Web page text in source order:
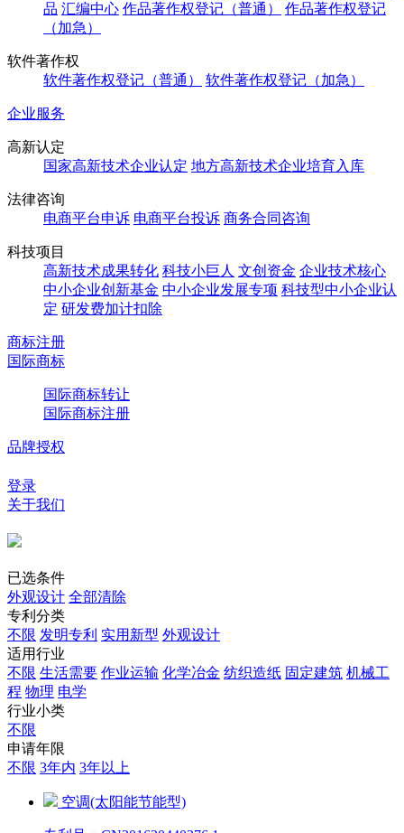
品 汇编中心 作品著作权登记（普通）
作品著作权登记
（加急）
软件著作权
软件著作权登记（普通）
软件著作权登记（加急）
企业服务
高新认定
国家高新技术企业认定 地方高新技术企业培育入库
法律咨询
电商平台申诉 电商平台投诉 商务合同咨询
科技项目
高新技术成果转化 科技小巨人 文创资金 企业技术核心
中小企业创新基金 中小企业发展专项 科技型中小企业认
定 研发费加计扣除
商标注册
国际商标
国际商标转让
国际商标注册
品牌授权
登录
关于我们
已选条件
外观设计 全部清除
专利分类
不限 发明专利 实用新型 外观设计
适用行业
不限 生活需要 作业运输 化学冶金 纺织造纸 固定建筑 机械工
程 物理 电学
行业小类
不限
申请年限
不限 3年内 3年以上
空调(太阳能节能型)